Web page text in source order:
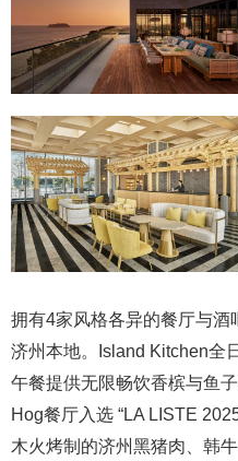
拥有4家风格各异的餐厅与酒
济州本地。Island Kitchen全
午餐提供无限畅饮香槟与鱼
Hog餐厅入选 “LA LISTE
木火烤制的济州黑猪肉、韩